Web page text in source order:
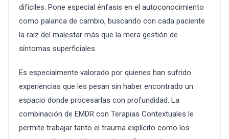
difíciles. Pone especial énfasis en el autoconocimiento
como palanca de cambio, buscando con cada paciente
la raíz del malestar más que la mera gestión de
síntomas superficiales.
Es especialmente valorado por quienes han sufrido
experiencias que les pesan sin haber encontrado un
espacio donde procesarlas con profundidad. La
combinación de EMDR con Terapias Contextuales le
permite trabajar tanto el trauma explícito como los